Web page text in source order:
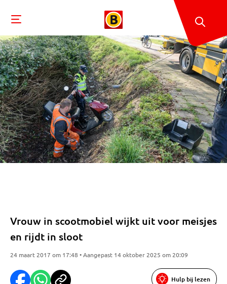
Vrouw in scootmobiel wijkt uit voor meisjes
en rijdt in sloot
24 maart 2017 om 17:48 • Aangepast 14 oktober 2025 om 20:09
Hulp bij lezen